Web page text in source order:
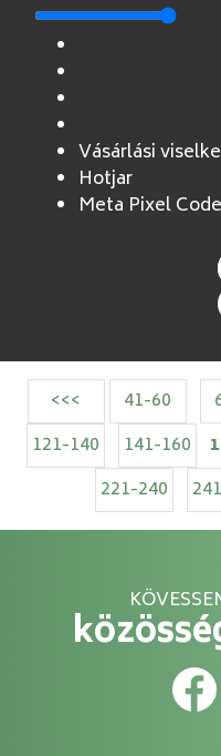
Vásárlási
Hotjar
Meta Pixel Code
<<< 41-60
121-140
141-160
221-240